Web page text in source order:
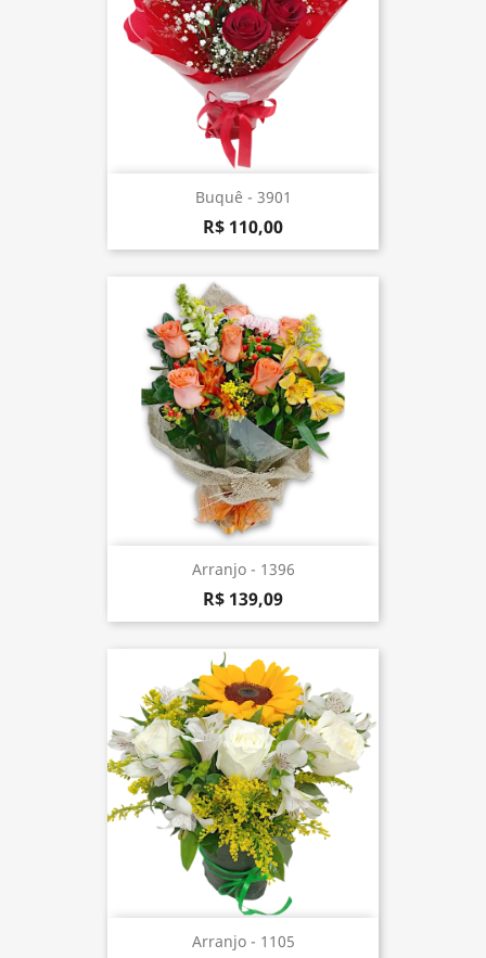
Buquê - 3901
R$ 110,00
Arranjo - 1396
R$ 139,09
Arranjo - 1105